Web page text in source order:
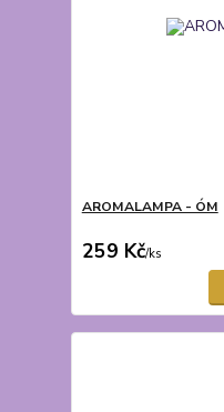
AROMALAMPA - ÓM
259 Kč/ks